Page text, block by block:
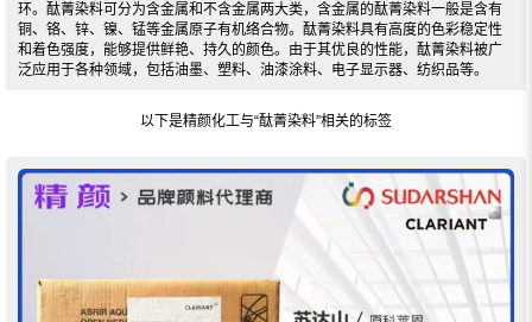
环。酞菁染料可分为含金属和不含金属两大类，含金属的酞菁染料一般是含有
铜、铬、锌、镍、锰等金属原子有机络合物。酞菁染料具有高度的色彩稳定性
和着色强度，能够提供鲜艳、持久的颜色。由于其优良的性能，酞菁染料被广
泛应用于各种领域，包括油墨、塑料、油漆涂料、电子显示器、纺织品等。
以下是精颜化工与“酞菁染料”相关的标签